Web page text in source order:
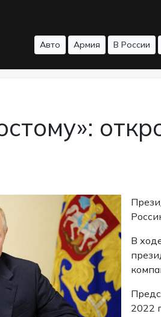
Авто Армия В России
В
2022